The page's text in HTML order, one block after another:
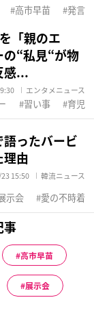
高市早苗 発言
「親のエ
“私見“が物
感...
エンタメニュース
習い事 育児
語ったバービ
理由
15:50 韓流ニュース
示会 愛の不時着
事
高市早苗
展示会